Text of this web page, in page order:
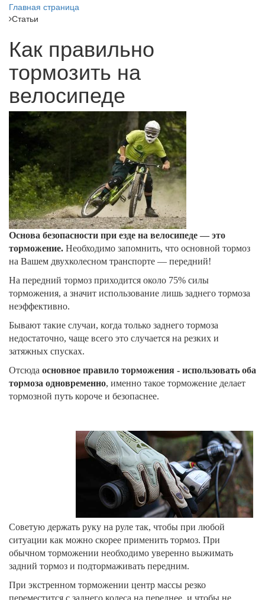
Главная страница
Статьи
Как правильно
тормозить на
велосипеде
Основа безопасности при езде на велосипеде — это
торможение. Необходимо запомнить, что основной тормоз
на Вашем двухколесном транспорте — передний!
На передний тормоз приходится около 75% силы
торможения, а значит использование лишь заднего тормоза
неэффективно.
Бывают такие случаи, когда только заднего тормоза
недостаточно, чаще всего это случается на резких и
затяжных спусках.
Отсюда основное правило торможения - использовать оба
тормоза одновременно, именно такое торможение делает
тормозной путь короче и безопаснее.
Советую держать руку на руле так, чтобы при любой
ситуации как можно скорее применить тормоз. При
обычном торможении необходимо уверенно выжимать
задний тормоз и подтормаживать передним.
При экстренном торможении центр массы резко
переместится с заднего колеса на переднее, и чтобы не